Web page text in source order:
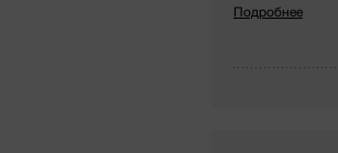
Подробнее